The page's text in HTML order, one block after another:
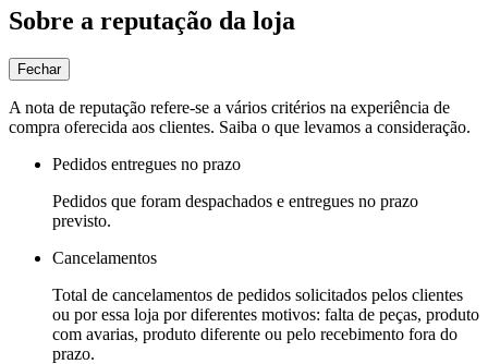
Sobre a reputação da loja
Fechar
A nota de reputação refere-se a vários critérios na experiência de
compra oferecida aos clientes. Saiba o que levamos a consideração.
Pedidos entregues no prazo
Pedidos que foram despachados e entregues no prazo
previsto.
Cancelamentos
Total de cancelamentos de pedidos solicitados pelos clientes
ou por essa loja por diferentes motivos: falta de peças, produto
com avarias, produto diferente ou pelo recebimento fora do
prazo.